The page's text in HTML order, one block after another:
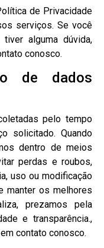
de Privacidade
serviços. Se você
alguma dúvida,
conosco.
de dados
pelo tempo
solicitado. Quando
dentro de meios
perdas e roubos,
uso ou modificação
manter os melhores
prezamos pela
e transparência.,
contato conosco.